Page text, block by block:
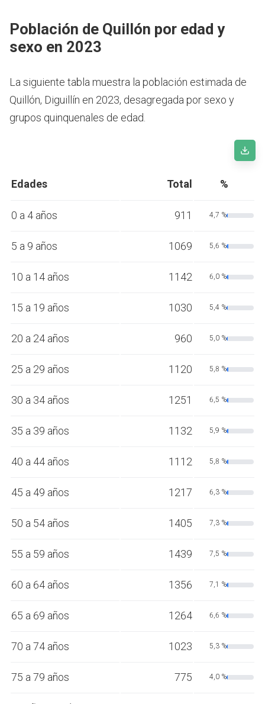
Población de Quillón por edad y
sexo en 2023
La siguiente tabla muestra la población estimada de
Quillón, Diguillín en 2023, desagregada por sexo y
grupos quinquenales de edad.
Edades Total %
0 a 4 años 911 4,7 %
5 a 9 años 1069 5,6 %
10 a 14 años 1142 6,0 %
15 a 19 años 1030 5,4 %
20 a 24 años 960 5,0 %
25 a 29 años 1120 5,8 %
30 a 34 años 1251 6,5 %
35 a 39 años 1132 5,9 %
40 a 44 años 1112 5,8 %
45 a 49 años 1217 6,3 %
50 a 54 años 1405 7,3 %
55 a 59 años 1439 7,5 %
60 a 64 años 1356 7,1 %
65 a 69 años 1264 6,6 %
70 a 74 años 1023 5,3 %
75 a 79 años 775 4,0 %